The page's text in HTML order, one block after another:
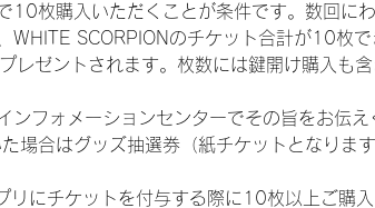
10枚購入いただくことが条件です。数回に
WHITE SCORPIONのチケット合計が10枚
レゼントされます。枚数には鍵開け購入も含
ンフォメーションセンターでその旨をお伝
場合はグッズ抽選券（紙チケットとなりま
リにチケットを付与する際に10枚以上ご購